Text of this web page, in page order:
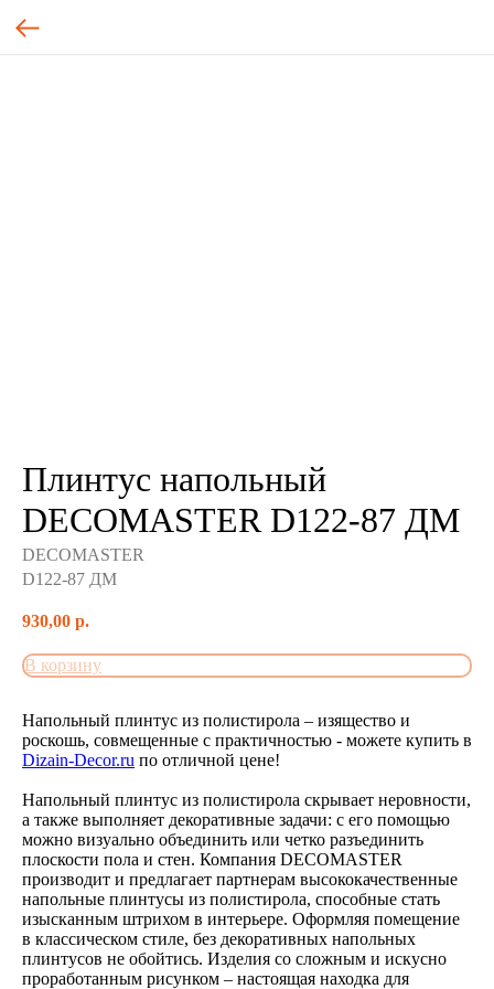
Плинтус напольный
DECOMASTER D122-87 ДМ
DECOMASTER
D122-87 ДМ
930,00 р.
В корзину
Напольный плинтус из полистирола – изящество и
роскошь, совмещенные с практичностью - можете купить в
Dizain-Decor.ru по отличной цене!
Напольный плинтус из полистирола скрывает неровности,
а также выполняет декоративные задачи: с его помощью
можно визуально объединить или четко разъединить
плоскости пола и стен. Компания DECOMASTER
производит и предлагает партнерам высококачественные
напольные плинтусы из полистирола, способные стать
изысканным штрихом в интерьере. Оформляя помещение
в классическом стиле, без декоративных напольных
плинтусов не обойтись. Изделия со сложным и искусно
проработанным рисунком – настоящая находка для